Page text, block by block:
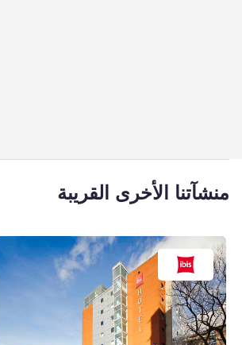
منشآتنا الأخرى القريبة